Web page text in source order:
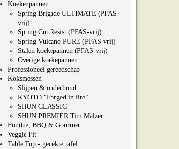
Koekenpannen
Spring Brigade ULTIMATE (PFAS-
vrij)
Spring Cut Resist (PFAS-vrij)
Spring Vulcano PURE (PFAS-vrij)
Stalen koekepannen (PFAS-vrij)
Overige koekepannen
Professioneel gereedschap
Koksmessen
Slijpen & onderhoud
KYOTO "Forged in fire"
SHUN CLASSIC
SHUN PREMIER Tim Mälzer
Fondue, BBQ & Gourmet
Veggie Fit
Table Top - gedekte tafel